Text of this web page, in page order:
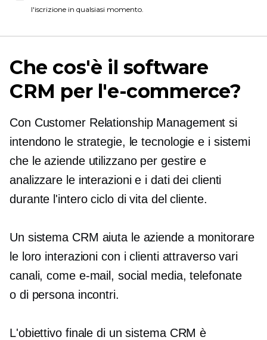
l'iscrizione in qualsiasi momento.
Che cos'è il software
CRM per l'e-commerce?
Con Customer Relationship Management si
intendono le strategie, le tecnologie e i sistemi
che le aziende utilizzano per gestire e
analizzare le interazioni e i dati dei clienti
durante l'intero ciclo di vita del cliente.
Un sistema CRM aiuta le aziende a monitorare
le loro interazioni con i clienti attraverso vari
canali, come e-mail, social media, telefonate
o di personaincontri.
L'obiettivo finale di un sistema CRM è